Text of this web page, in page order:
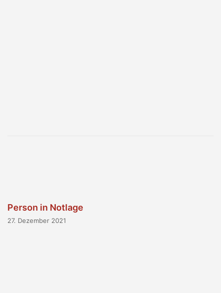
Person in Notlage
27. Dezember 2021